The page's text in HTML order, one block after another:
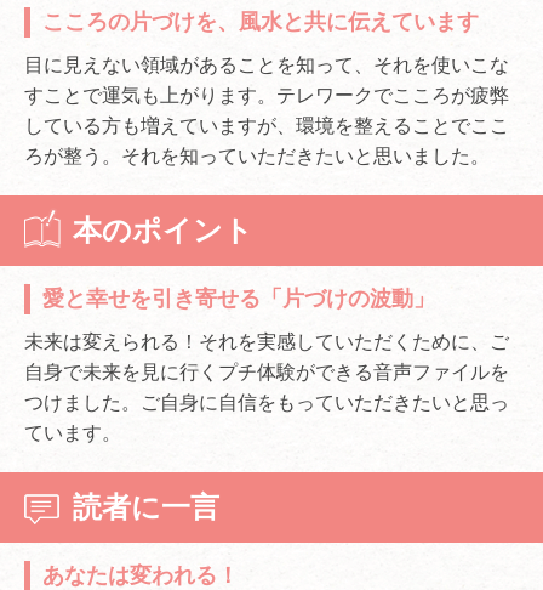
こころの片づけを、風水と共に伝えています
目に見えない領域があることを知って、それを使いこな
すことで運気も上がります。テレワークでこころが疲弊
している方も増えていますが、環境を整えることでここ
ろが整う。それを知っていただきたいと思いました。
本のポイント
愛と幸せを引き寄せる「片づけの波動」
未来は変えられる！それを実感していただくために、ご
自身で未来を見に行くプチ体験ができる音声ファイルを
つけました。ご自身に自信をもっていただきたいと思っ
ています。
読者に一言
あなたは変われる！